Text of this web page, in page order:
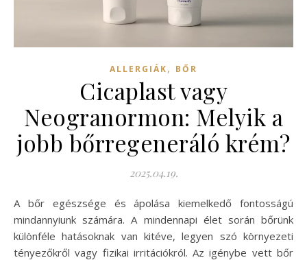
ALLERGIÁK, BŐR
Cicaplast vagy
Neogranormon: Melyik a
jobb bőrregeneráló krém?
2025.04.19.
A bőr egészsége és ápolása kiemelkedő fontosságú
mindannyiunk számára. A mindennapi élet során bőrünk
különféle hatásoknak van kitéve, legyen szó környezeti
tényezőkről vagy fizikai irritációkról. Az igénybe vett bőr